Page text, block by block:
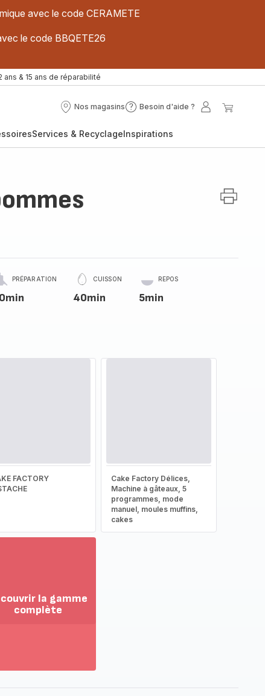
avec le code CERAMETE
le code BBQETE26
ans & 15 ans de réparabilité
Nos magasins
Nos
Besoin d'aide ?
Besoin
?
Mon
Services & RecyclageInspirations
PRÉPARATION CUISSON
40min
REPOS
5min
FACTORY
Cake Factory Délices,
Machine à gâteaux, 5
programmes, mode
manuel, moules muffins,
cakes
la gamme
complète